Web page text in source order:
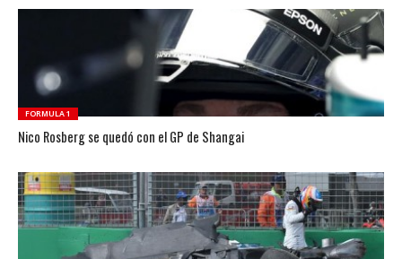
FORMULA 1
Nico Rosberg se quedó con el GP de Shangai